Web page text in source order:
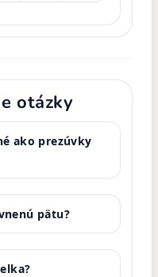
otázky
ako prezúvky
pätu?